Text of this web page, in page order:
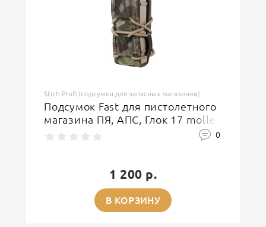
Stich Profi (подсумки для запасных магазинов)
Подсумок Fast для пистолетного
магазина ПЯ, АПС, Глок 17 molle
0
1 200 р.
В КОРЗИНУ